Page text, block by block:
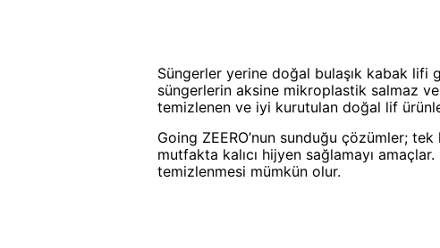
Süngerler yerine doğal bulaşık kabak
süngerlerin aksine mikroplastik salmaz
temizlenen ve iyi kurutulan doğal lif
Going ZEERO’nun sunduğu çözümler;
mutfakta kalıcı hijyen sağlamayı
temizlenmesi mümkün olur.